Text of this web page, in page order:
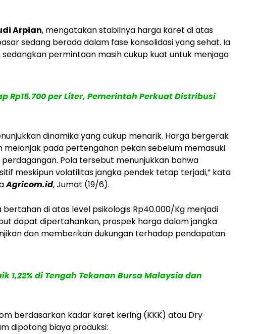
Arpian, mengatakan stabilnya harga karet di atas
sedang berada dalam fase konsolidasi yang sehat. Ia
permintaan masih cukup kuat untuk menjaga
Rp15.700 per Liter, Pemerintah Perkuat Distribusi
dinamika yang cukup menarik. Harga bergerak
melonjak pada pertengahan pekan sebelum memasuki
Pola tersebut menunjukkan bahwa
meskipun volatilitas jangka pendek tetap terjadi,” kata
Agricom.id, Jumat (19/6).
di atas level psikologis Rp40.000/Kg menjadi
dapat dipertahankan, prospek harga dalam jangka
dan memberikan dukungan terhadap pendapatan
1,22% di Tengah Tekanan Bursa Malaysia dan
berdasarkan kadar karet kering (KKK) atau Dry
dipotong biaya produksi: